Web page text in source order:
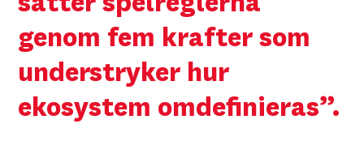
genom fem krafter som
understryker hur
ekosystem omdefinieras”.